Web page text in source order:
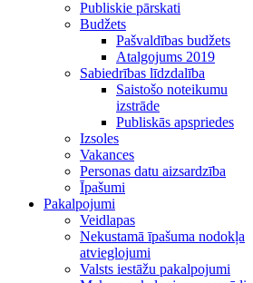
Publiskie pārskati
Budžets
Pašvaldības budžets
Atalgojums 2019
Sabiedrības līdzdalība
Saistošo noteikumu
izstrāde
Publiskās apspriedes
Izsoles
Vakances
Personas datu aizsardzība
Īpašumi
Pakalpojumi
Veidlapas
Nekustamā īpašuma nodokļa
atvieglojumi
Valsts iestāžu pakalpojumi